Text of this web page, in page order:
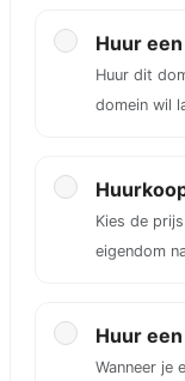
Huur
Huur dit
domein wil
Kies de
eigendom
Huur
Wanneer je